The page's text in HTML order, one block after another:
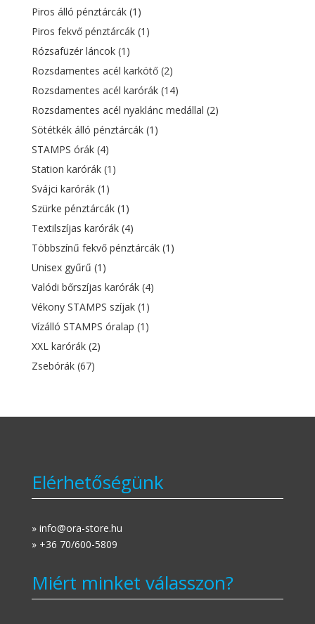
Piros álló pénztárcák (1)
Piros fekvő pénztárcák (1)
Rózsafüzér láncok (1)
Rozsdamentes acél karkötő (2)
Rozsdamentes acél karórák (14)
Rozsdamentes acél nyaklánc medállal (2)
Sötétkék álló pénztárcák (1)
STAMPS órák (4)
Station karórák (1)
Svájci karórák (1)
Szürke pénztárcák (1)
Textilszíjas karórák (4)
Többszínű fekvő pénztárcák (1)
Unisex gyűrű (1)
Valódi bőrszíjas karórák (4)
Vékony STAMPS szíjak (1)
Vízálló STAMPS óralap (1)
XXL karórák (2)
Zsebórák (67)
Elérhetőségünk
» info@ora-store.hu
» +36 70/600-5809
Miért minket válasszon?